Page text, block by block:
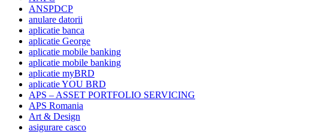
ANSPDCP
anulare datorii
aplicatie banca
aplicatie George
aplicatie mobile banking
aplicatie mobile banking
aplicatie myBRD
aplicatie YOU BRD
APS – ASSET PORTFOLIO SERVICING
APS Romania
Art & Design
asigurare casco